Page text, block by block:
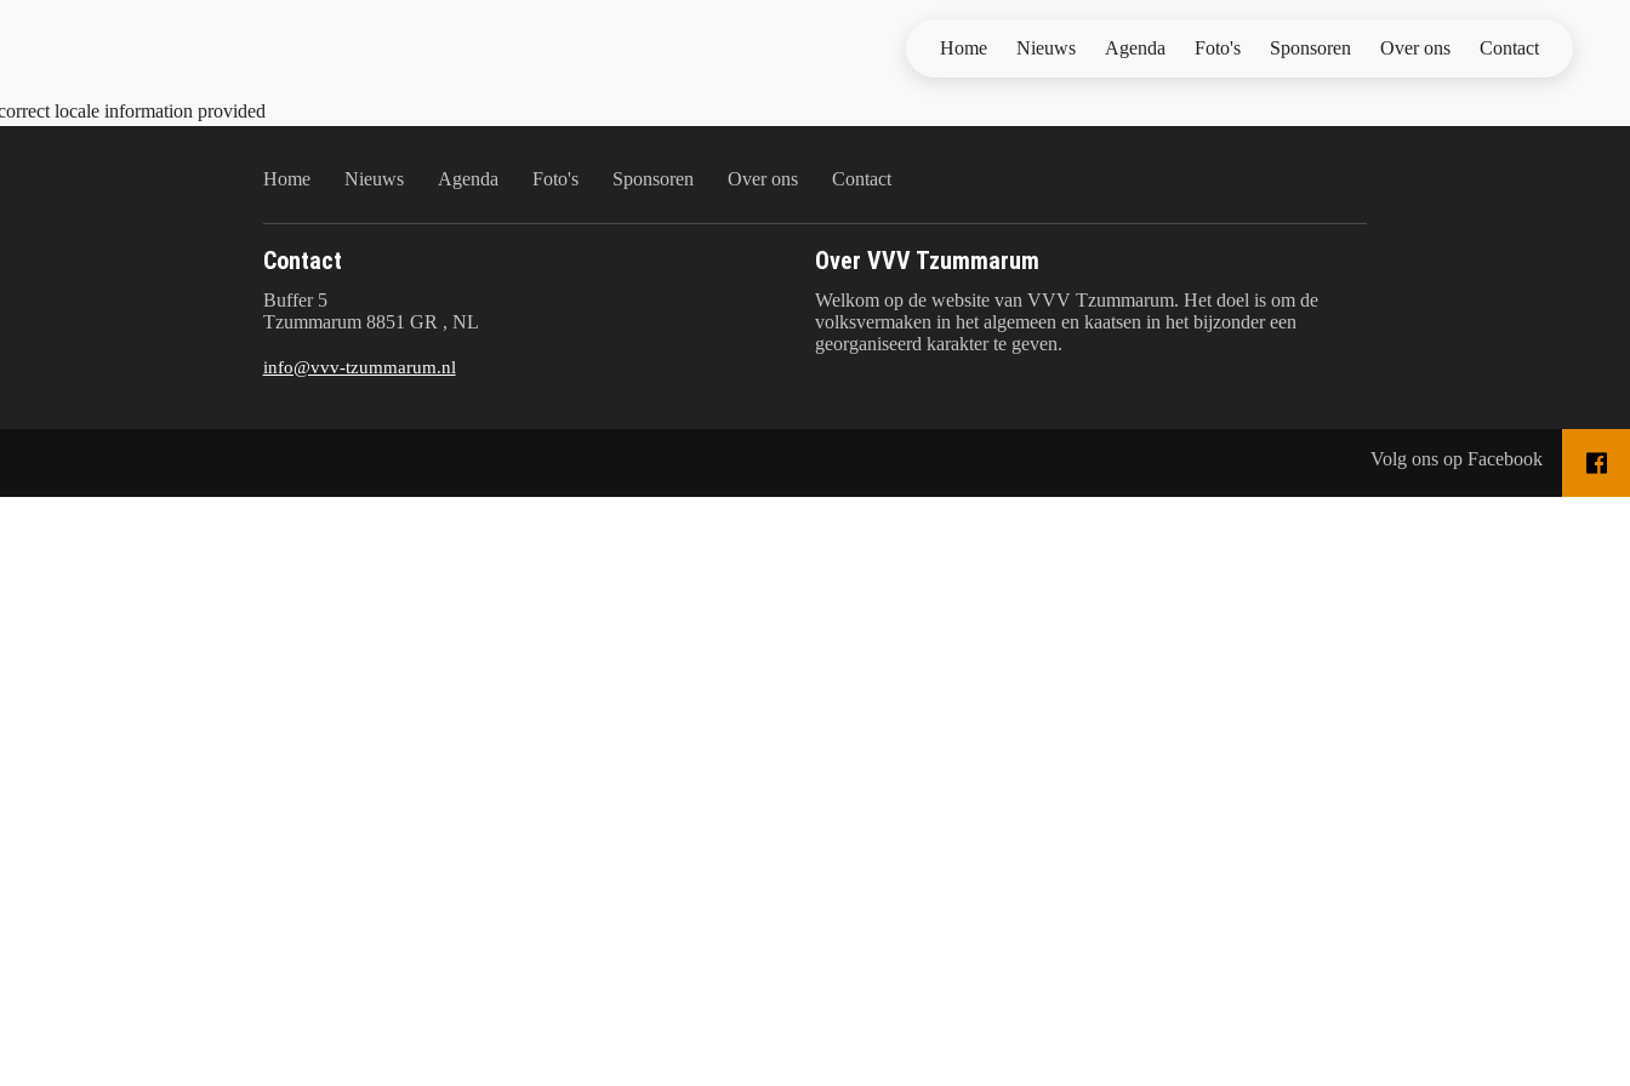
Home Nieuws Agenda Foto's Sponsoren Over ons Contact
locale information provided
Home Nieuws Agenda Foto's Sponsoren Over ons Contact
Contact
Buffer 5
Tzummarum 8851 GR , NL
info@vvv-tzummarum.nl
Over VVV Tzummarum
Welkom op de website van VVV Tzummarum. Het doel is om de
volksvermaken in het algemeen en kaatsen in het bijzonder een
georganiseerd karakter te geven.
Volg ons op Facebook